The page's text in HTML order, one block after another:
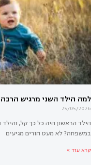
אולי
25/05/2026
הילד הראשון היה כל כך קל,
במשפחה? לא מעט הורים מגיעים
קרא עוד »